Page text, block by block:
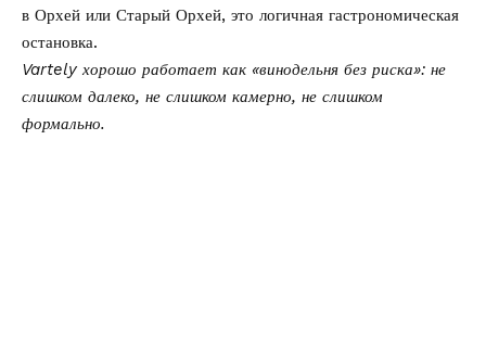
в Орхей или Старый Орхей, это логичная гастрономическая
остановка.
Vartely хорошо работает как «винодельня без риска»: не
слишком далеко, не слишком камерно, не слишком
формально.